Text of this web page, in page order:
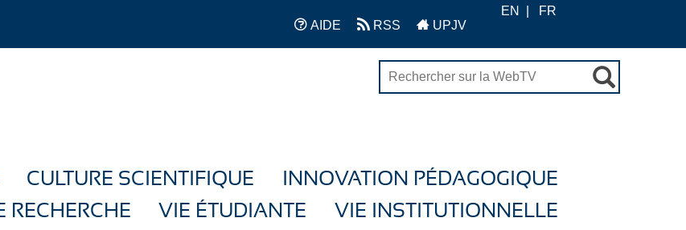
AIDE RSS UPJV
EN FR
CULTURE SCIENTIFIQUE
INNOVATION PÉDAGOGIQUE
RECHERCHE
VIE ÉTUDIANTE VIE INSTITUTIONNELLE